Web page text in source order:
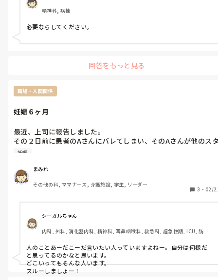
精神科, 病棟
必要ならしてください。
回答をもっと見る
職場・人間関係
妊娠６ヶ月
最近、上司に報告しました。
その２日前に患者のAさんにバレてしまい、そのAさんが他のス
ッフに話した事から噂になってしまいました。それまでは全く誰
まだ言えてない同僚がいて、わたしの妊娠について聞いてない等
色々話していると聞きました。話したところで、その人に配慮を
求められるよーな相手でもないです。人のことを、あーだこーだ
妊娠
まみれ
その他の科, ママナース, 介護施設, 学生, リーダー
3 ・ 02/
シーガルちゃん
内科, 外科, 消化器内科, 精神科, 耳鼻咽喉科, 救急科, 超急性期, ICU, 訪問
人のことあーだこーだ言いたい人っていますよねー。自分は何様だ
と思ってるのかなと思います。
どこいってもそんな人います。
スルーしましょー！